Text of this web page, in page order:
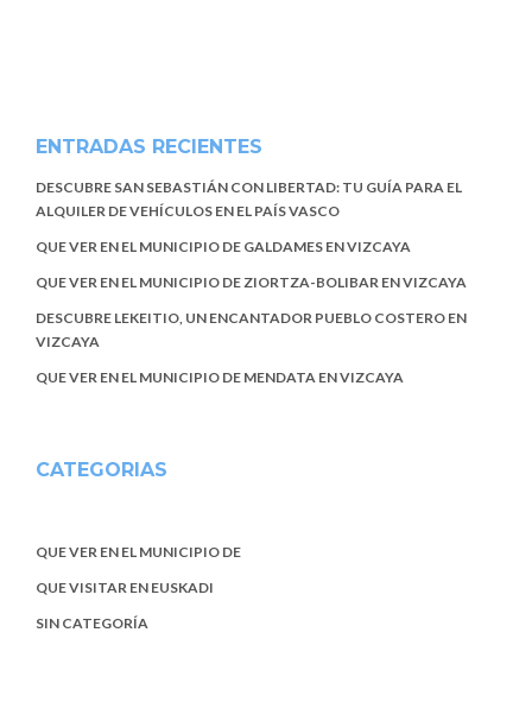
ENTRADAS RECIENTES
DESCUBRE SAN SEBASTIÁN CON LIBERTAD: TU GUÍA PARA EL
ALQUILER DE VEHÍCULOS EN EL PAÍS VASCO
QUE VER EN EL MUNICIPIO DE GALDAMES EN VIZCAYA
QUE VER EN EL MUNICIPIO DE ZIORTZA-BOLIBAR EN VIZCAYA
DESCUBRE LEKEITIO, UN ENCANTADOR PUEBLO COSTERO EN
VIZCAYA
QUE VER EN EL MUNICIPIO DE MENDATA EN VIZCAYA
CATEGORIAS
QUE VER EN EL MUNICIPIO DE
QUE VISITAR EN EUSKADI
SIN CATEGORÍA